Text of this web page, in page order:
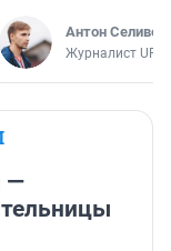
Антон
Журналист
—